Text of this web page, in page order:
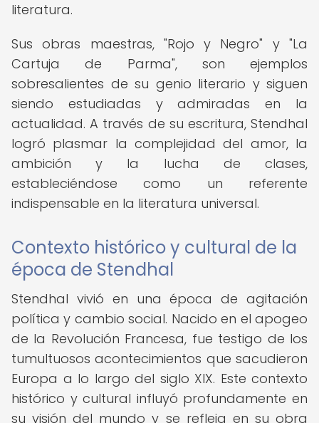
literatura.
Sus obras maestras, "Rojo y Negro" y "La
Cartuja de Parma", son ejemplos
sobresalientes de su genio literario y siguen
siendo estudiadas y admiradas en la
actualidad. A través de su escritura, Stendhal
logró plasmar la complejidad del amor, la
ambición y la lucha de clases,
estableciéndose como un referente
indispensable en la literatura universal.
Contexto histórico y cultural de la
época de Stendhal
Stendhal vivió en una época de agitación
política y cambio social. Nacido en el apogeo
de la Revolución Francesa, fue testigo de los
tumultuosos acontecimientos que sacudieron
Europa a lo largo del siglo XIX. Este contexto
histórico y cultural influyó profundamente en
su visión del mundo y se refleja en su obra